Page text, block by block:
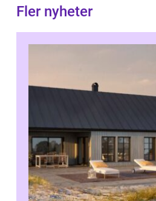
Fler nyheter